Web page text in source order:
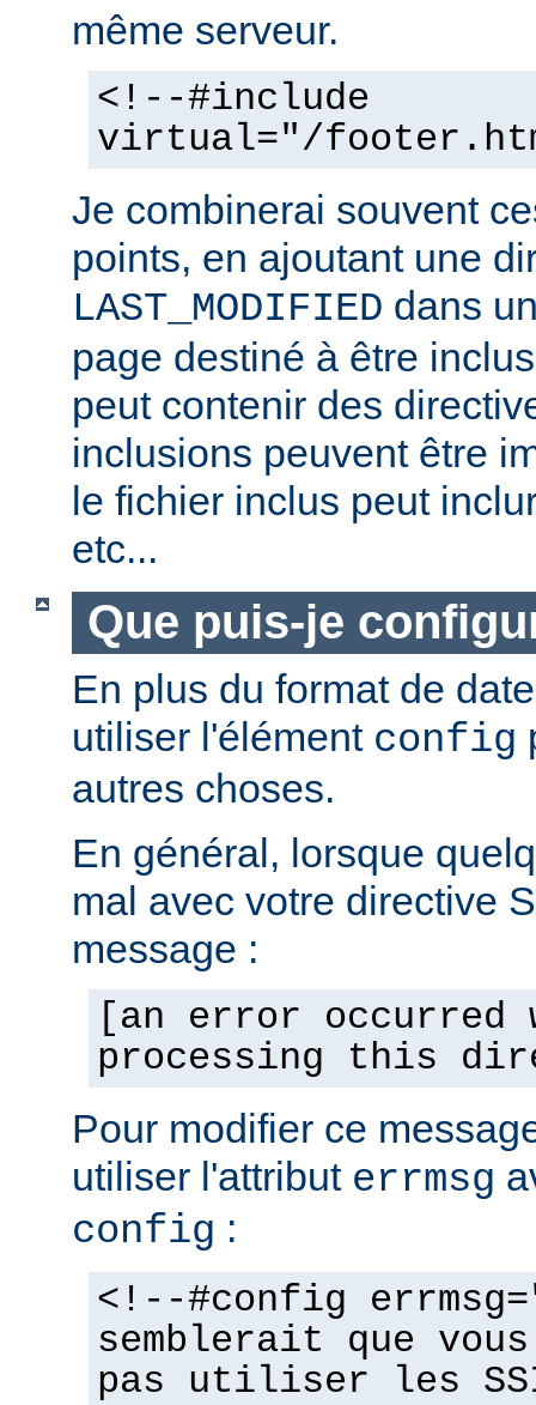
même serveur.
<!--#include
virtual="/
Je combinerai souvent
points, en ajoutant une
LAST_MODIFIED dans
page destiné à être
peut contenir des
inclusions peuvent être
le fichier inclus peut
etc...
Que puis-je
En plus du format de
utiliser l'élément config
autres choses.
En général, lorsque
mal avec votre directive
message :
[an error occurred
processing this
Pour modifier ce
utiliser l'attribut errmsg
config :
<!--#config
semblerait que
pas utiliser les